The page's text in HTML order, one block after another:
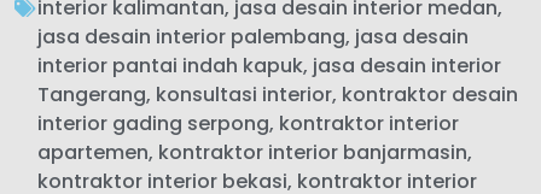
interior kalimantan, jasa desain interior medan,
jasa desain interior palembang, jasa desain
interior pantai indah kapuk, jasa desain interior
Tangerang, konsultasi interior, kontraktor desain
interior gading serpong, kontraktor interior
apartemen, kontraktor interior banjarmasin,
kontraktor interior bekasi, kontraktor interior